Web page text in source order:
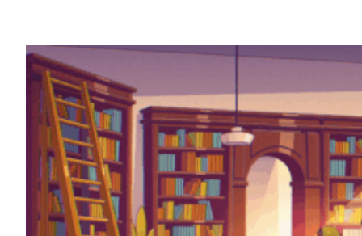
содержимому